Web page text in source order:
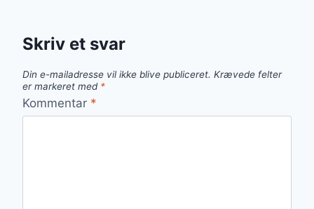
Skriv et svar
Din e-mailadresse vil ikke blive publiceret. Krævede felter
er markeret med *
Kommentar *